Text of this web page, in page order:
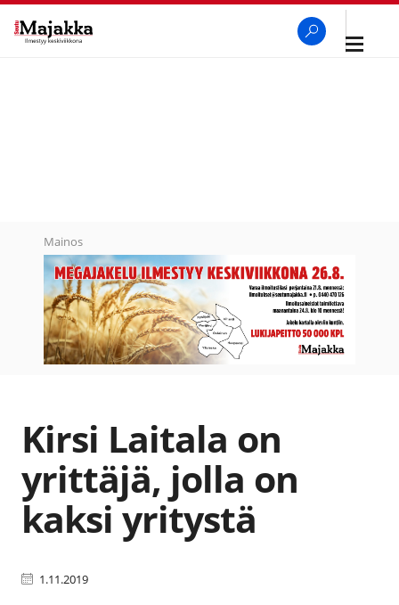
Avaa
Mainos
Kirsi Laitala on
yrittäjä, jolla on
kaksi yritystä
1.11.2019